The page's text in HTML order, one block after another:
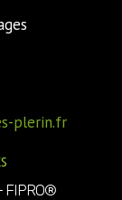
plerin.fr
FIPRO®